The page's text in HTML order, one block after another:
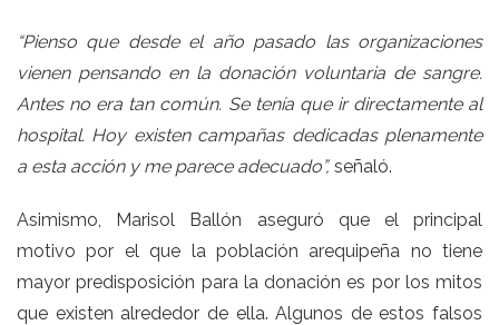
“Pienso que desde el año pasado las organizaciones
vienen pensando en la donación voluntaria de sangre.
Antes no era tan común. Se tenía que ir directamente al
hospital. Hoy existen campañas dedicadas plenamente
a esta acción y me parece adecuado”, señaló.
Asimismo, Marisol Ballón aseguró que el principal
motivo por el que la población arequipeña no tiene
mayor predisposición para la donación es por los mitos
que existen alrededor de ella. Algunos de estos falsos